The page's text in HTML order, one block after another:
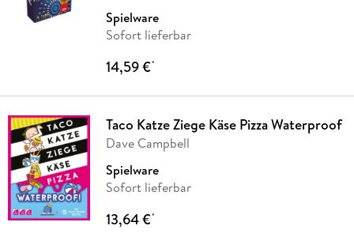
Spielware
Sofort lieferbar
14,59 €*
Taco Katze Ziege Käse Pizza Waterproof
Dave Campbell
Spielware
Sofort lieferbar
13,64 €*